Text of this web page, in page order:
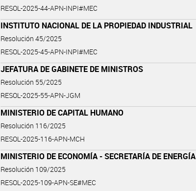
RESOL-2025-44-APN-INPI#MEC
INSTITUTO NACIONAL DE LA PROPIEDAD INDUSTRIAL
Resolución 45/2025
RESOL-2025-45-APN-INPI#MEC
JEFATURA DE GABINETE DE MINISTROS
Resolución 55/2025
RESOL-2025-55-APN-JGM
MINISTERIO DE CAPITAL HUMANO
Resolución 116/2025
RESOL-2025-116-APN-MCH
MINISTERIO DE ECONOMÍA - SECRETARÍA DE ENERGÍA
Resolución 109/2025
RESOL-2025-109-APN-SE#MEC